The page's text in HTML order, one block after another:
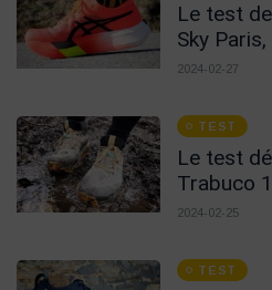
Le test
Sky
France !
2024-02-27
TEST
Le test
Trabuco
2024-02-25
TEST